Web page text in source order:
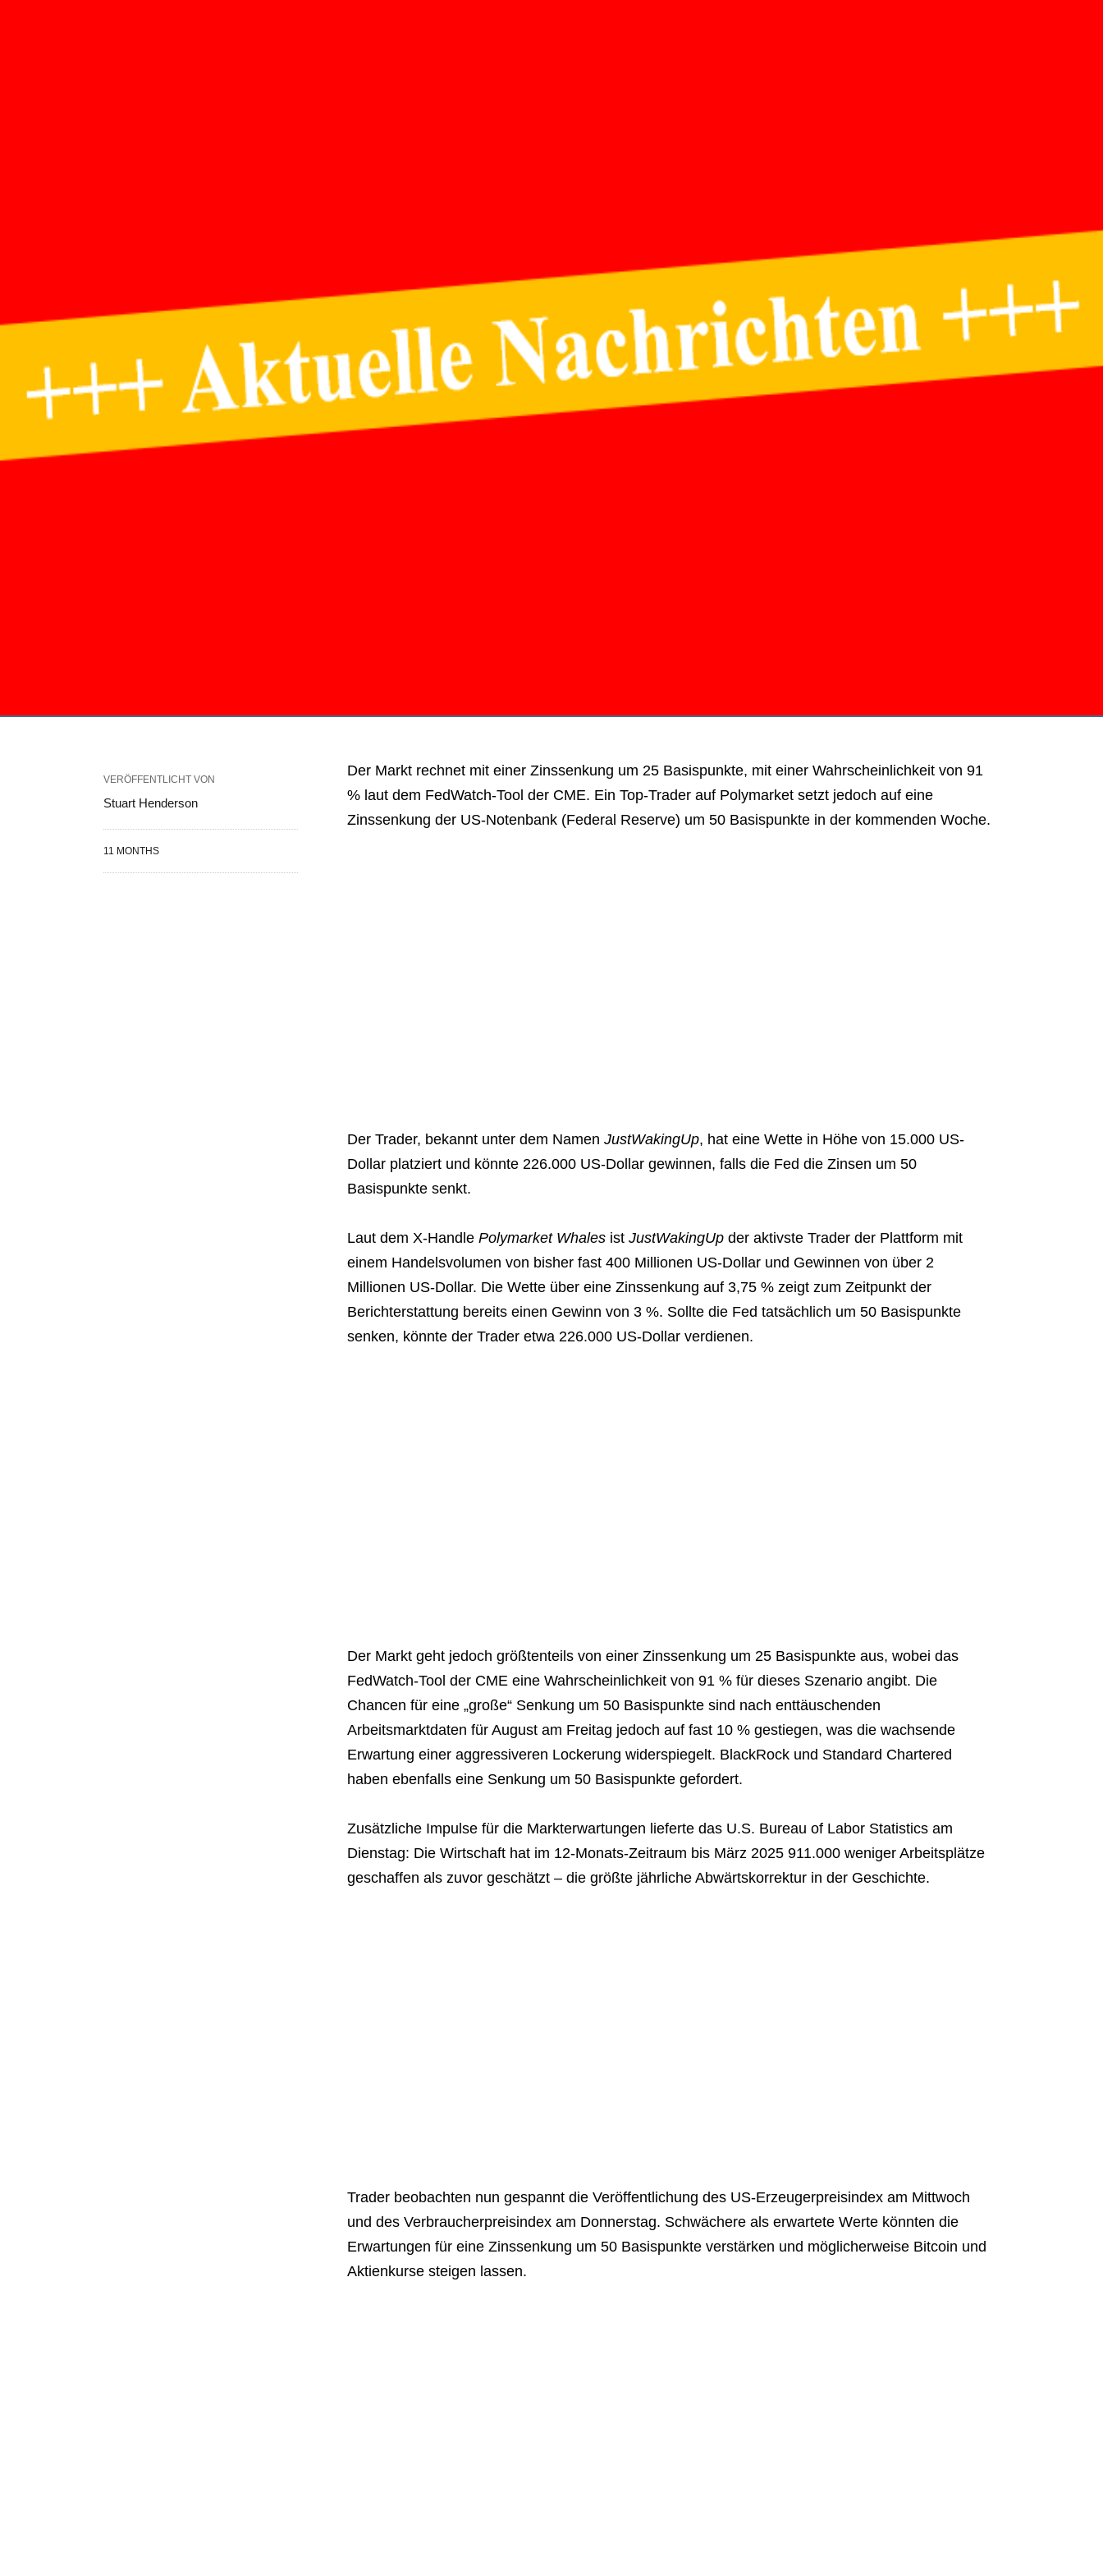
Der Markt rechnet mit einer Zinssenkung um 25 Basispunkte, mit einer Wahrscheinlichkeit von 91
% laut dem FedWatch-Tool der CME. Ein Top-Trader auf Polymarket setzt jedoch auf eine
Zinssenkung der US-Notenbank (Federal Reserve) um 50 Basispunkte in der kommenden Woche.
Der Trader, bekannt unter dem Namen JustWakingUp, hat eine Wette in Höhe von 15.000 US-
Dollar platziert und könnte 226.000 US-Dollar gewinnen, falls die Fed die Zinsen um 50
Basispunkte senkt.
Laut dem X-Handle Polymarket Whales ist JustWakingUp der aktivste Trader der Plattform mit
einem Handelsvolumen von bisher fast 400 Millionen US-Dollar und Gewinnen von über 2
Millionen US-Dollar. Die Wette über eine Zinssenkung auf 3,75 % zeigt zum Zeitpunkt der
Berichterstattung bereits einen Gewinn von 3 %. Sollte die Fed tatsächlich um 50 Basispunkte
senken, könnte der Trader etwa 226.000 US-Dollar verdienen.
Der Markt geht jedoch größtenteils von einer Zinssenkung um 25 Basispunkte aus, wobei das
FedWatch-Tool der CME eine Wahrscheinlichkeit von 91 % für dieses Szenario angibt. Die
Chancen für eine „große“ Senkung um 50 Basispunkte sind nach enttäuschenden
Arbeitsmarktdaten für August am Freitag jedoch auf fast 10 % gestiegen, was die wachsende
Erwartung einer aggressiveren Lockerung widerspiegelt. BlackRock und Standard Chartered
haben ebenfalls eine Senkung um 50 Basispunkte gefordert.
Zusätzliche Impulse für die Markterwartungen lieferte das U.S. Bureau of Labor Statistics am
Dienstag: Die Wirtschaft hat im 12-Monats-Zeitraum bis März 2025 911.000 weniger Arbeitsplätze
geschaffen als zuvor geschätzt – die größte jährliche Abwärtskorrektur in der Geschichte.
Trader beobachten nun gespannt die Veröffentlichung des US-Erzeugerpreisindex am Mittwoch
und des Verbraucherpreisindex am Donnerstag. Schwächere als erwartete Werte könnten die
Erwartungen für eine Zinssenkung um 50 Basispunkte verstärken und möglicherweise Bitcoin und
Aktienkurse steigen lassen.
VERÖFFENTLICHT VON
Stuart Henderson
11 MONTHS